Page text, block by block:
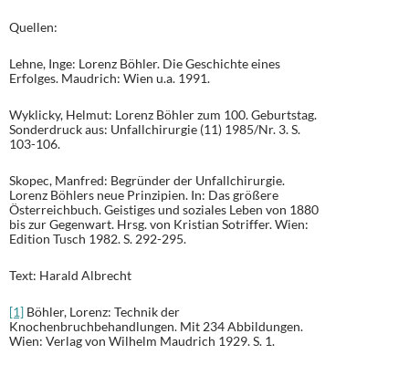
Quellen:
Lehne, Inge: Lorenz Böhler. Die Geschichte eines
Erfolges. Maudrich: Wien u.a. 1991.
Wyklicky, Helmut: Lorenz Böhler zum 100. Geburtstag.
Sonderdruck aus: Unfallchirurgie (11) 1985/Nr. 3. S.
103-106.
Skopec, Manfred: Begründer der Unfallchirurgie.
Lorenz Böhlers neue Prinzipien. In: Das größere
Österreichbuch. Geistiges und soziales Leben von 1880
bis zur Gegenwart. Hrsg. von Kristian Sotriffer. Wien:
Edition Tusch 1982. S. 292-295.
Text: Harald Albrecht
[1] Böhler, Lorenz: Technik der
Knochenbruchbehandlungen. Mit 234 Abbildungen.
Wien: Verlag von Wilhelm Maudrich 1929. S. 1.